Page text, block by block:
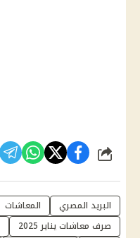
شارك
البريد المصري المعاشات
صرف معاشات يناير 2025